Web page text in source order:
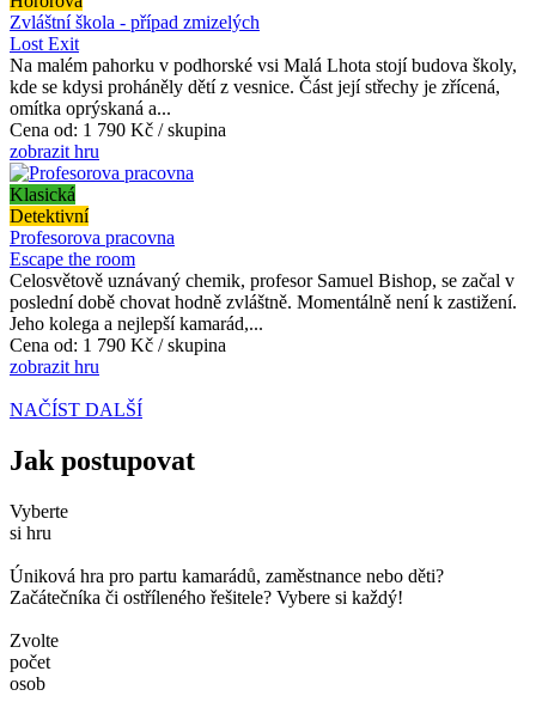
Zvláštní škola - případ zmizelých
Lost Exit
Na malém pahorku v podhorské vsi Malá Lhota stojí budova školy,
kde se kdysi proháněly dětí z vesnice. Část její střechy je zřícená,
omítka oprýskaná a...
Cena od: 1 790 Kč / skupina
zobrazit hru
Klasická
Detektivní
Profesorova pracovna
Escape the room
Celosvětově uznávaný chemik, profesor Samuel Bishop, se začal v
poslední době chovat hodně zvláštně. Momentálně není k zastižení.
Jeho kolega a nejlepší kamarád,...
Cena od: 1 790 Kč / skupina
zobrazit hru
NAČÍST DALŠÍ
Jak postupovat
Vyberte
si hru
Úniková hra pro partu kamarádů, zaměstnance nebo děti?
Začátečníka či ostříleného řešitele? Vybere si každý!
Zvolte
počet
osob